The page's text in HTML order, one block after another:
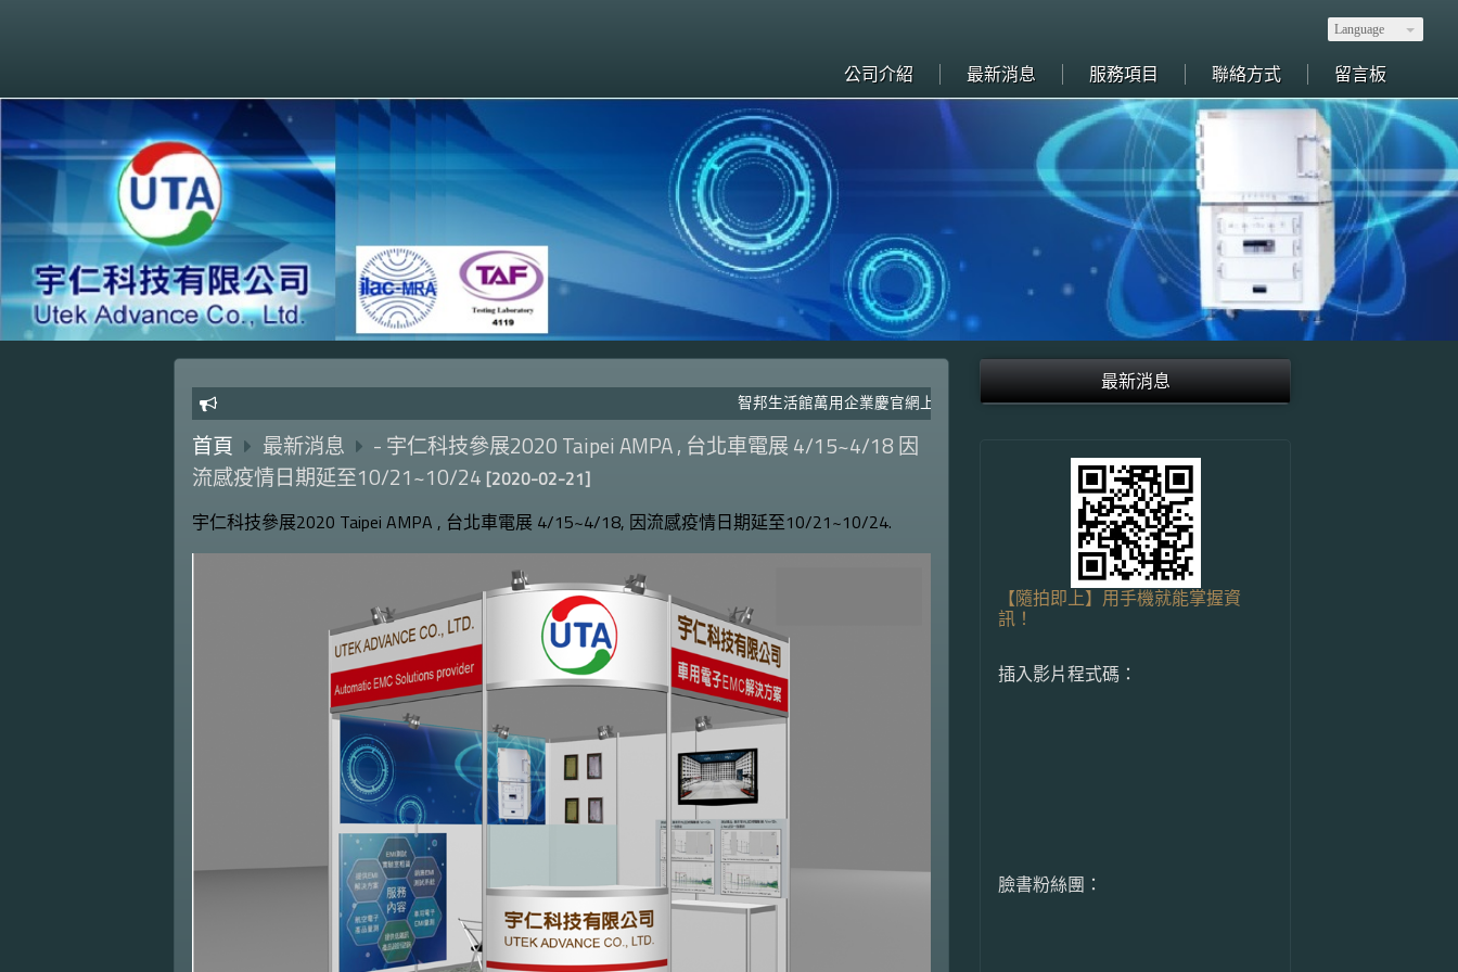
Language
公司介紹 最新消息 服務項目 聯絡方式 留言板
最新消息
【隨拍即上】用手機就能掌握資
訊！
插入影片程式碼：
臉書粉絲團：
智邦生活館萬用企業慶官網上線! 每日限時折扣 ~~~ 智邦生活館萬用企業慶粉絲團上線! 歡迎加入~~~ 智邦
首頁 最新消息
- 宇仁科技參展2020 Taipei AMPA , 台北車電展 4/15~4/18 因
流感疫情日期延至10/21~10/24 [2020-02-21]
宇仁科技參展2020 Taipei AMPA , 台北車電展 4/15~4/18, 因流感疫情日期延至10/21~10/24.